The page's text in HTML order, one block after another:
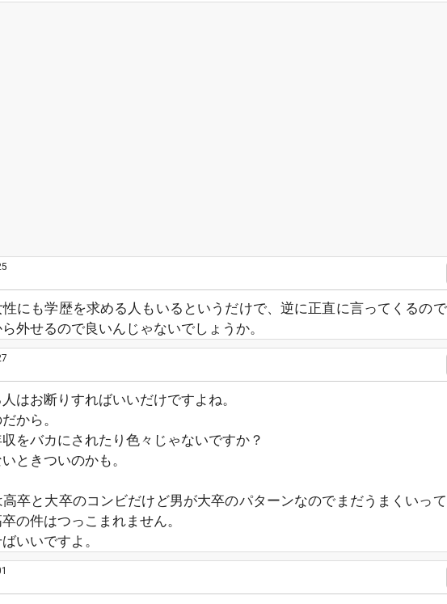
性にも学歴を求める人もいるというだけで、逆に正直に言ってくるの
外せるので良いんじゃないでしょうか。
はお断りすればいいだけですよね。
から。
をバカにされたり色々じゃないですか？
ときついのかも。
卒と大卒のコンビだけど男が大卒のパターンなのでまだうまくいっ
の件はつっこまれません。
いいですよ。